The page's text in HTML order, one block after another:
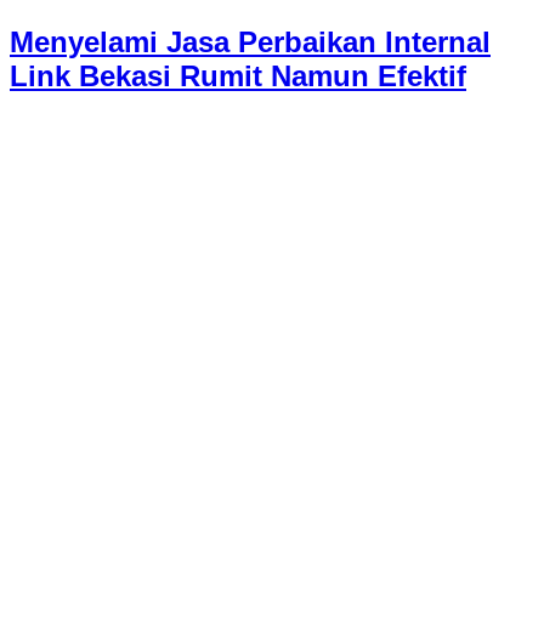
Menyelami Jasa Perbaikan Internal
Link Bekasi Rumit Namun Efektif